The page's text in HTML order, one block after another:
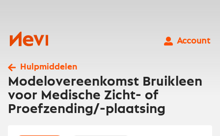
Nevi
Account
Hulpmiddelen
Modelovereenkomst Bruikleen
voor Medische Zicht- of
Proefzending/-plaatsing